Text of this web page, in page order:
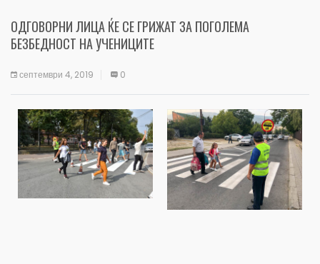
ОДГОВОРНИ ЛИЦА ЌЕ СЕ ГРИЖАТ ЗА ПОГОЛЕМА
БЕЗБЕДНОСТ НА УЧЕНИЦИТЕ
септември 4, 2019 0